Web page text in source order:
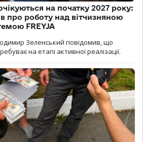
на початку 2027 року:
про роботу над вітчизняною
FREYJA
Зеленський повідомив, що
на етапі активної реалізації.